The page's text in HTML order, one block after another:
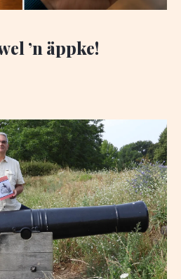
’n äppke!